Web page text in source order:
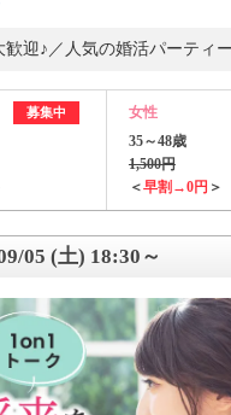
歓迎♪／人気の婚活パーティ
募集中 女性
35～48歳
1,500円
＜早割→0円 ＞
05 (土) 18:30～